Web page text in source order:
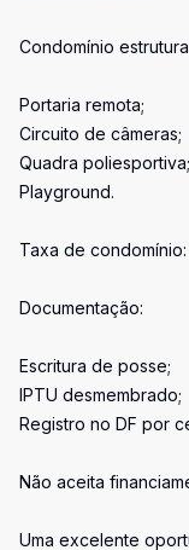
Condomínio
Portaria remota;
Circuito de câmeras;
Quadra poliesportiva;
Playground.
Taxa de
Documentação:
Escritura de posse;
IPTU desmembrado;
Registro no DF por
Não aceita
Uma excelente